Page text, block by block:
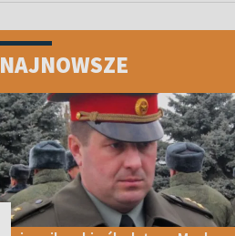
NAJNOWSZE